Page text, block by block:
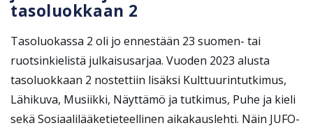
tasoluokkaan 2
Tasoluokassa 2 oli jo ennestään 23 suomen- tai
ruotsinkielistä julkaisusarjaa. Vuoden 2023 alusta
tasoluokkaan 2 nostettiin lisäksi Kulttuurintutkimus,
Lähikuva, Musiikki, Näyttämö ja tutkimus, Puhe ja kieli
sekä Sosiaalilääketieteellinen aikakauslehti. Näin JUFO-